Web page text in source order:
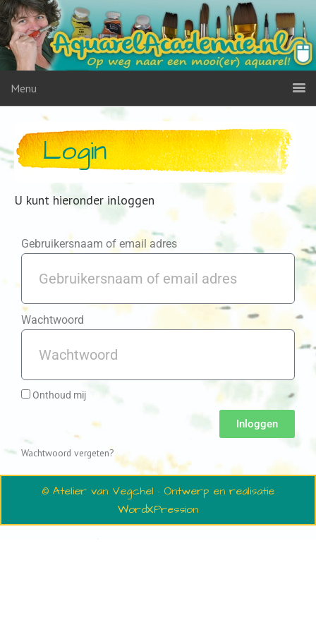
Menu
Login
U kunt hieronder inloggen
Gebruikersnaam of email adres
Wachtwoord
Onthoud mij
Inloggen
Wachtwoord vergeten?
© Atelier van Vegchel · Ontwerp en realisatie
WordXPression